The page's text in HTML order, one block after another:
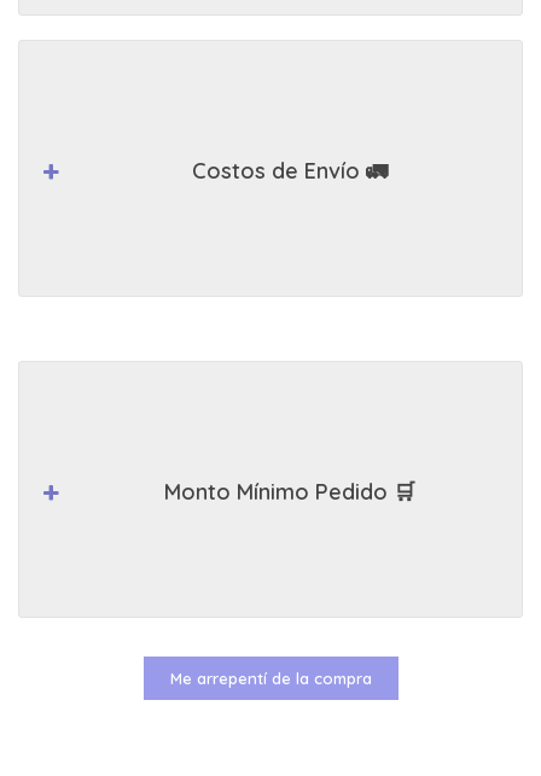
Costos de Envío 🚛
Monto Mínimo Pedido 🛒
Me arrepentí de la compra